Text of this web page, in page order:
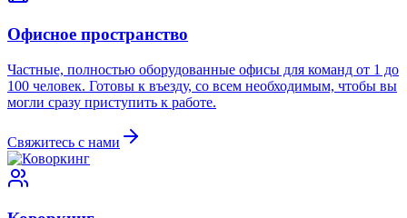
Офисное пространство
Частные, полностью оборудованные офисы для команд от 1 до
100 человек. Готовы к въезду, со всем необходимым, чтобы вы
могли сразу приступить к работе.
Свяжитесь с нами